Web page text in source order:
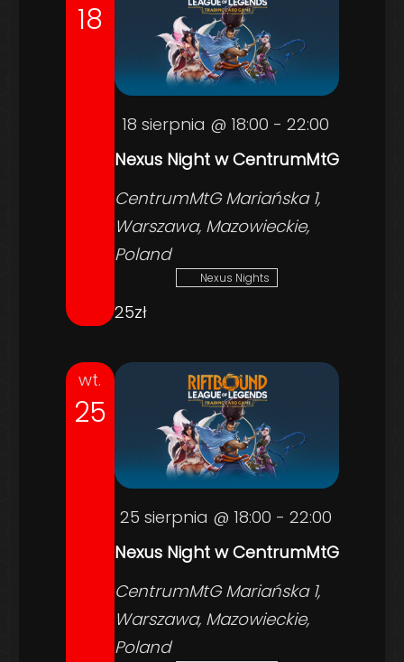
18
Nexus Night w CentrumMtG
18 sierpnia @ 18:00 - 22:00
CentrumMtGMariańska 1,
Warszawa, Mazowieckie,
Poland
Nexus Nights
25zł
wt.
25
Nexus Night w CentrumMtG
25 sierpnia @ 18:00 - 22:00
CentrumMtGMariańska 1,
Warszawa, Mazowieckie,
Poland